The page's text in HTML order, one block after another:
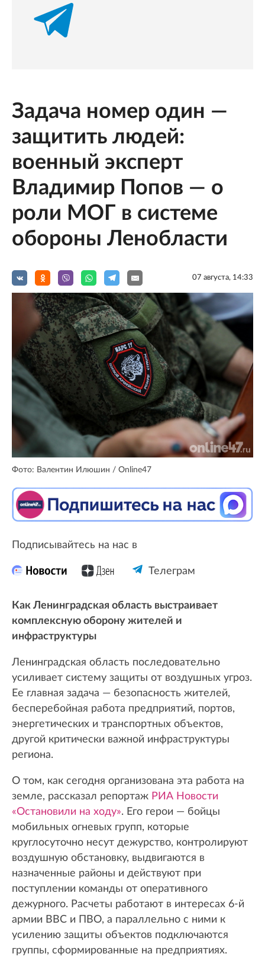
Задача номер один —
защитить людей:
военный эксперт
Владимир Попов — о
роли МОГ в системе
обороны Ленобласти
07 августа, 14:33
Фото: Валентин Илюшин / Online47
Подписывайтесь на нас в
Телеграм
Как Ленинградская область выстраивает
комплексную оборону жителей и
инфраструктуры
Ленинградская область последовательно
усиливает систему защиты от воздушных угроз.
Ее главная задача — безопасность жителей,
бесперебойная работа предприятий, портов,
энергетических и транспортных объектов,
другой критически важной инфраструктуры
региона.
О том, как сегодня организована эта работа на
земле, рассказал репортаж РИА Новости
«Остановили на ходу». Его герои — бойцы
мобильных огневых групп, которые
круглосуточно несут дежурство, контролируют
воздушную обстановку, выдвигаются в
назначенные районы и действуют при
поступлении команды от оперативного
дежурного. Расчеты работают в интересах 6-й
армии ВВС и ПВО, а параллельно с ними к
усилению защиты объектов подключаются
группы, сформированные на предприятиях.